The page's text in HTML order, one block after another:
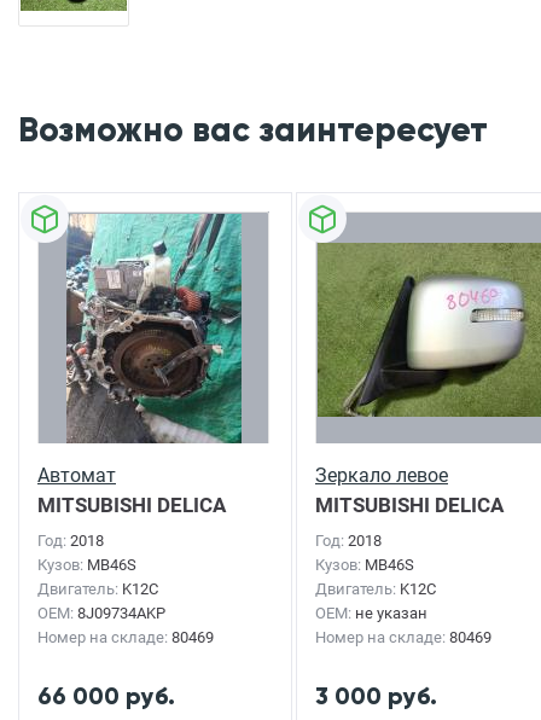
Возможно вас заинтересует
Автомат
MITSUBISHI DELICA
D22018г.
Год: 2018
Кузов: MB46S
Двигатель: K12C
OEM: 8J09734AKP
Номер на складе: 80469
66 000 руб.
Зеркало левое
MITSUBISHI DELICA
D22018г.
Год: 2018
Кузов: MB46S
Двигатель: K12C
OEM: не указан
Номер на складе: 80469
3 000 руб.